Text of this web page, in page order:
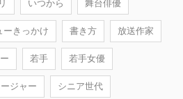
いつから 舞台俳優
ーきっかけ 書き方 放送作家
若手 若手女優
ジャー シニア世代